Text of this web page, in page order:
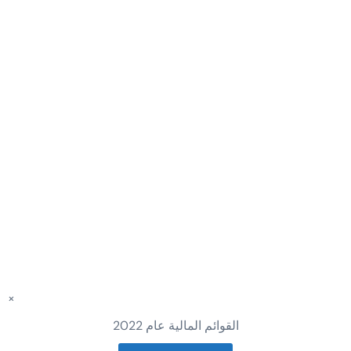
×
القوائم المالية عام 2022